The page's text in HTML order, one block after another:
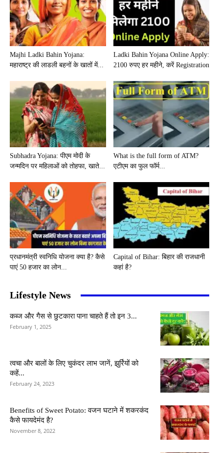
Majhi Ladki Bahin Yojana:
महाराष्ट्र की लाडली बहनों के खातों में...
Ladki Bahin Yojana Online Apply:
2100 रुपए हर महीने, करें Registration
Subhadra Yojana: पीएम मोदी के
जन्मदिन पर महिलाओं को तोहफा, खाते...
What is the full form of ATM?
एटीएम का फुल फॉर्म...
प्रधानमंत्री स्वनिधि योजना क्या है? कैसे
पाएं 50 हजार का लोन...
Capital of Bihar: बिहार की राजधानी
कहां है?
Lifestyle News
कब्ज और गैस से छुटकारा पाना चाहते हैं तो इन 3...
February 1, 2025
त्वचा और बालों के लिए चुकंदर लाभ जानें, झुर्रियों को
कहें...
February 24, 2023
Benefits of Sweet Potato: वजन घटाने में शकरकंद
कैसे फायदेमंद है?
November 8, 2022